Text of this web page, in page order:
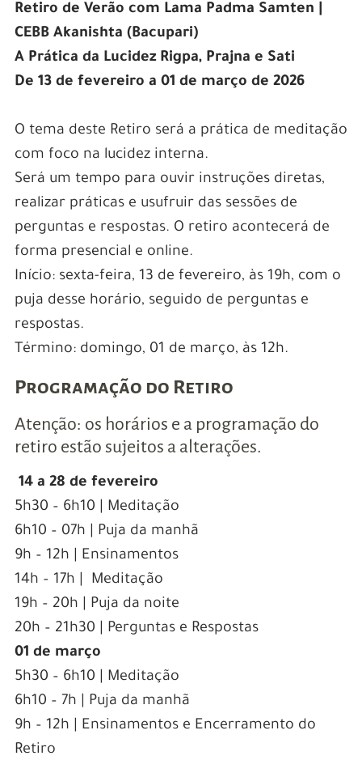
Retiro de Verão com Lama Padma Samten |
CEBB Akanishta (Bacupari)
A Prática da Lucidez Rigpa, Prajna e Sati
De 13 de fevereiro a 01 de março de 2026
O tema deste Retiro será a prática de meditação
com foco na lucidez interna.
Será um tempo para ouvir instruções diretas,
realizar práticas e usufruir das sessões de
perguntas e respostas. O retiro acontecerá de
forma presencial e online.
Início: sexta-feira, 13 de fevereiro, às 19h, com o
puja desse horário, seguido de perguntas e
respostas.
Término: domingo, 01 de março, às 12h.
Programação do Retiro
Atenção: os horários e a programação do
retiro estão sujeitos a alterações.
14 a 28 de fevereiro
5h30 – 6h10 | Meditação
6h10 – 07h | Puja da manhã
9h – 12h | Ensinamentos
14h – 17h | Meditação
19h – 20h | Puja da noite
20h – 21h30 | Perguntas e Respostas
01 de março
5h30 – 6h10 | Meditação
6h10 – 7h | Puja da manhã
9h – 12h | Ensinamentos e Encerramento do
Retiro